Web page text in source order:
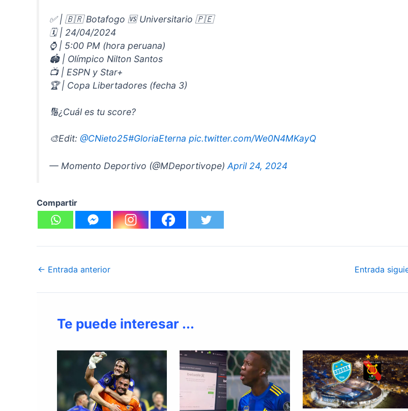
✅ | 🇧🇷 Botafogo 🆚 Universitario 🇵🇪
🗓️ | 24/04/2024
⌚ | 5:00 PM (hora peruana)
🏟️ | Olímpico Nilton Santos
📺 | ESPN y Star+
🏆 | Copa Libertadores (fecha 3)
🔢¿Cuál es tu score?
🎨Edit: @CNieto25#GloriaEterna pic.twitter.com/We0N4MKayQ
— Momento Deportivo (@MDeportivope) April 24, 2024
Compartir
← Entrada anterior Entrada
Te puede interesar ...